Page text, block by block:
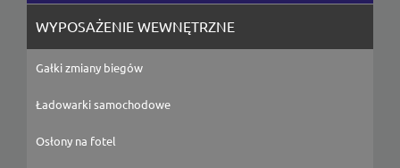
WYPOSAŻENIE WEWNĘTRZNE
Gałki zmiany biegów
Ładowarki samochodowe
Osłony na fotel